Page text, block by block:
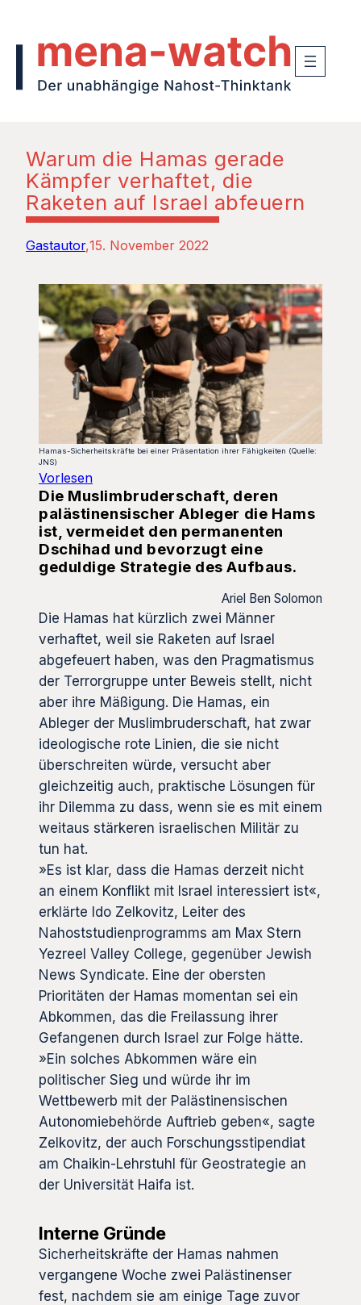
Warum die Hamas gerade
Kämpfer verhaftet, die
Raketen auf Israel abfeuern
Gastautor 15. November 2022
Hamas-Sicherheitskräfte bei einer Präsentation ihrer Fähigkeiten (Quelle:
JNS)
Vorlesen
Die Muslimbruderschaft, deren
palästinensischer Ableger die Hams
ist, vermeidet den permanenten
Dschihad und bevorzugt eine
geduldige Strategie des Aufbaus.
Ariel Ben Solomon
Die Hamas hat kürzlich zwei Männer
verhaftet, weil sie Raketen auf Israel
abgefeuert haben, was den Pragmatismus
der Terrorgruppe unter Beweis stellt, nicht
aber ihre Mäßigung. Die Hamas, ein
Ableger der Muslimbruderschaft, hat zwar
ideologische rote Linien, die sie nicht
überschreiten würde, versucht aber
gleichzeitig auch, praktische Lösungen für
ihr Dilemma zu dass, wenn sie es mit einem
weitaus stärkeren israelischen Militär zu
tun hat.
»Es ist klar, dass die Hamas derzeit nicht
an einem Konflikt mit Israel interessiert ist«,
erklärte Ido Zelkovitz, Leiter des
Nahoststudienprogramms am Max Stern
Yezreel Valley College, gegenüber Jewish
News Syndicate. Eine der obersten
Prioritäten der Hamas momentan sei ein
Abkommen, das die Freilassung ihrer
Gefangenen durch Israel zur Folge hätte.
»Ein solches Abkommen wäre ein
politischer Sieg und würde ihr im
Wettbewerb mit der Palästinensischen
Autonomiebehörde Auftrieb geben«, sagte
Zelkovitz, der auch Forschungsstipendiat
am Chaikin-Lehrstuhl für Geostrategie an
der Universität Haifa ist.
Interne Gründe
Sicherheitskräfte der Hamas nahmen
vergangene Woche zwei Palästinenser
fest, nachdem sie am einige Tage zuvor